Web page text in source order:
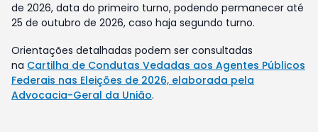
de 2026, data do primeiro turno, podendo permanecer até
25 de outubro de 2026, caso haja segundo turno.
Orientações detalhadas podem ser consultadas
na Cartilha de Condutas Vedadas aos Agentes Públicos
Federais nas Eleições de 2026, elaborada pela
Advocacia-Geral da União.